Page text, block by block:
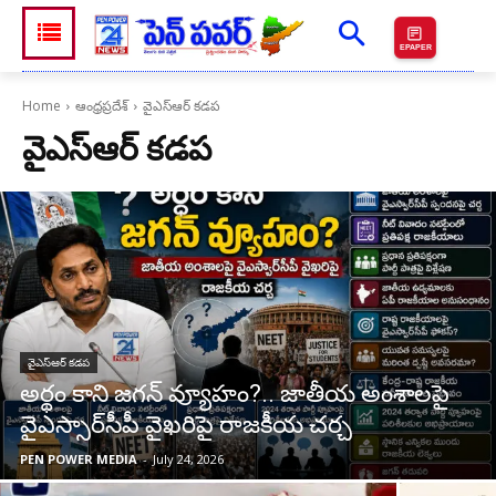
EPAPER
Home ఆంధ్రప్రదేశ్ వైఎస్ఆర్ కడప
వైఎస్ఆర్ కడప
వైఎస్ఆర్ కడప
అర్థం కాని జగన్ వ్యూహం?.. జాతీయ అంశాలపై
వైఎస్సార్‌సీపీ వైఖరిపై రాజకీయ చర్చ
PEN POWER MEDIA - July 24, 2026